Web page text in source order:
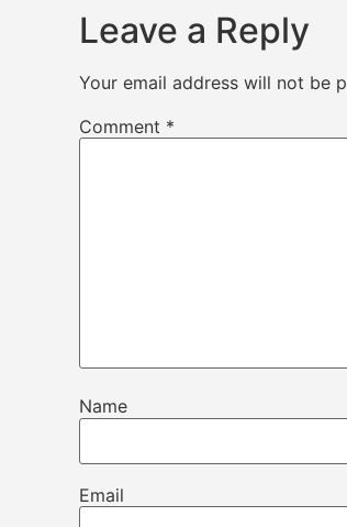
Leave a Reply
Your email address will not be
Comment *
Name
Email